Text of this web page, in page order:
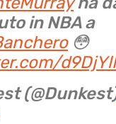
in NBA a
😳